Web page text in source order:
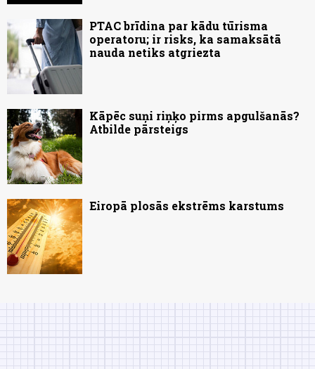
PTAC brīdina par kādu tūrisma
operatoru; ir risks, ka samaksātā
nauda netiks atgriezta
Kāpēc suņi riņķo pirms apgulšanās?
Atbilde pārsteigs
Eiropā plosās ekstrēms karstums